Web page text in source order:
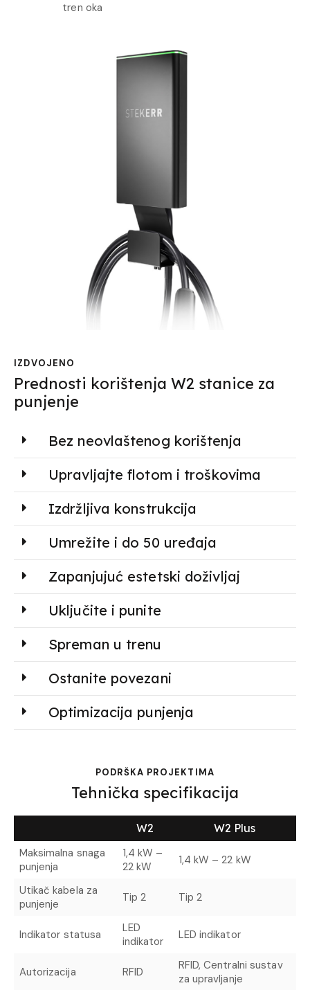
tren oka
IZDVOJENO
Prednosti korištenja W2 stanice za
punjenje
Bez neovlaštenog korištenja
Upravljajte flotom i troškovima
Izdržljiva konstrukcija
Umrežite i do 50 uređaja
Zapanjujuć estetski doživljaj
Uključite i punite
Spreman u trenu
Ostanite povezani
Optimizacija punjenja
PODRŠKA PROJEKTIMA
Tehnička specifikacija
W2
W2 Plus
Maksimalna snaga
punjenja
1,4 kW –
22 kW
1,4 kW – 22 kW
Utikač kabela za
punjenje
Tip 2 Tip 2
Indikator statusa
LED
indikator
LED indikator
Autorizacija RFID
RFID, Centralni sustav
za upravljanje